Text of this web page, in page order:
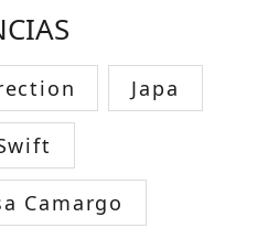
Japa
Camargo